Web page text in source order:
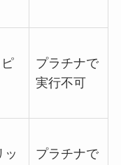
プラチナで
実行不可
ッ
プラチナで